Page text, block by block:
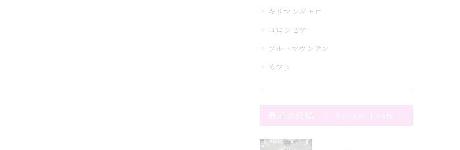
キリマンジャロ
コロンビア
ブルーマウンテン
カフェ